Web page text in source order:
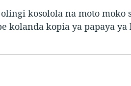
kosolola na moto moko
kolanda kopia ya papaya